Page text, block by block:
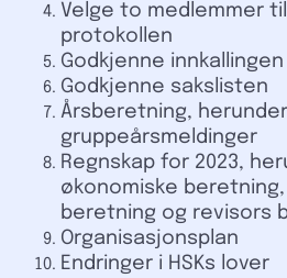
Velge to medlemmer
protokollen
Godkjenne innkallingen
Godkjenne sakslisten
Årsberetning, herunder
gruppeårsmeldinger
Regnskap for 2023,
økonomiske
beretning og revisors
Organisasjonsplan
Endringer i HSKs lover